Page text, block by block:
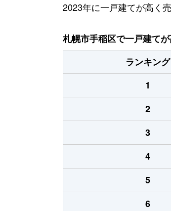
2023年に一戸建てが高く
札幌市手稲区で一戸建て
ランキング
1
2
3
4
5
6